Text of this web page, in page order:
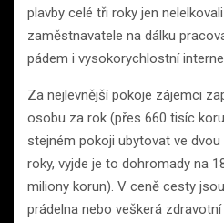
plavby celé tři roky jen
zaměstnavatele na dálku
pádem i vysokorychlostní
Za nejlevnější pokoje zájemci
osobu za rok (přes 660 tisíc
stejném pokoji ubytovat ve
roky, vyjde je to dohromady na
miliony korun). V ceně cesty
prádelna nebo veškerá